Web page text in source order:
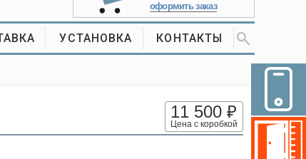
оформить заказ
УСТАНОВКА КОНТАКТЫ
11 500 ₽
Цена с коробкой